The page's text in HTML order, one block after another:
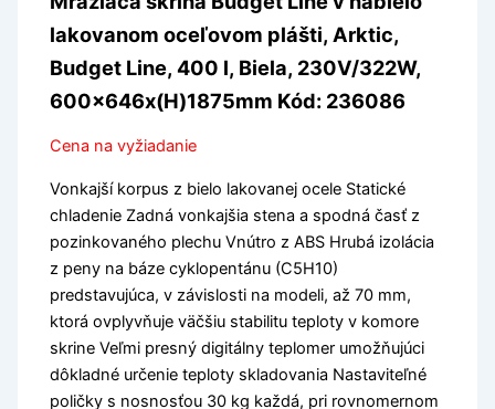
lakovanom oceľovom plášti, Arktic,
Budget Line, 400 l, Biela, 230V/322W,
600x646x(H)1875mm Kód: 236086
Cena na vyžiadanie
Vonkajší korpus z bielo lakovanej ocele Statické
chladenie Zadná vonkajšia stena a spodná časť z
pozinkovaného plechu Vnútro z ABS Hrubá izolácia
z peny na báze cyklopentánu (C5H10)
predstavujúca, v závislosti na modeli, až 70 mm,
ktorá ovplyvňuje väčšiu stabilitu teploty v komore
skrine Veľmi presný digitálny teplomer umožňujúci
dôkladné určenie teploty skladovania Nastaviteľné
poličky s nosnosťou 30 kg každá, pri rovnomernom